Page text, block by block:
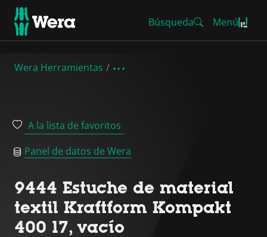
Búsqueda Menú
Wera Herramientas
A la lista de favoritos
Panel de datos de Wera
9444 Estuche de material
textil Kraftform Kompakt
400 17, vacío